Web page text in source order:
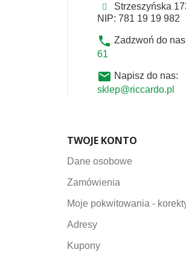
Strzeszyńska
NIP: 781 19 19 982
phone Zadzwoń do
61
email Napisz do nas:
sklep@riccardo.pl
TWOJE KONTO
Dane osobowe
Zamówienia
Moje pokwitowania -
Adresy
Kupony